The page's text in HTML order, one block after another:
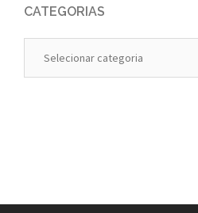
CATEGORIAS